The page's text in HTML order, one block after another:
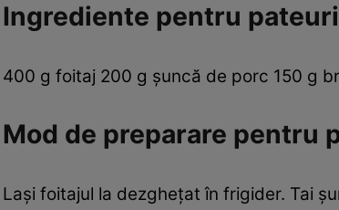
Ingrediente pentru
400 g foitaj 200 g şuncă de porc 150 g
Mod de preparare pentru
Laşi foitajul la dezgheţat în frigider. Tai